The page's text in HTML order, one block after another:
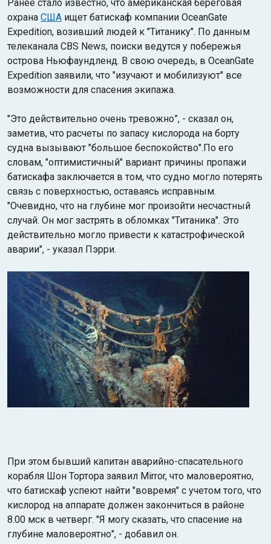
Ранее стало известно, что американская береговая
охрана США ищет батискаф компании OceanGate
Expedition, возивший людей к "Титанику". По данным
телеканала CBS News, поиски ведутся у побережья
острова Ньюфаундленд. В свою очередь, в OceanGate
Expedition заявили, что "изучают и мобилизуют" все
возможности для спасения экипажа.
"Это действительно очень тревожно”, - сказал он,
заметив, что расчеты по запасу кислорода на борту
судна вызывают "большое беспокойство".По его
словам, "оптимистичный" вариант причины пропажи
батискафа заключается в том, что судно могло потерять
связь с поверхностью, оставаясь исправным.
"Очевидно, что на глубине мог произойти несчастный
случай. Он мог застрять в обломках "Титаника". Это
действительно могло привести к катастрофической
аварии", - указал Пэрри.
При этом бывший капитан аварийно-спасательного
корабля Шон Тортора заявил Mirror, что маловероятно,
что батискаф успеют найти "вовремя" с учетом того, что
кислород на аппарате должен закончиться в районе
8.00 мск в четверг. "Я могу сказать, что спасение на
глубине маловероятно", - добавил он.